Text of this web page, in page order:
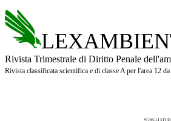
Rivista Trimestrale di Diritto Penale
Rivista classificata scientifica e di classe A per l'area 12